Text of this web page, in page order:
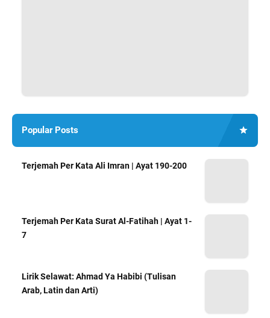
Popular Posts
Terjemah Per Kata Ali Imran | Ayat 190-200
Terjemah Per Kata Surat Al-Fatihah | Ayat 1-
7
Lirik Selawat: Ahmad Ya Habibi (Tulisan
Arab, Latin dan Arti)